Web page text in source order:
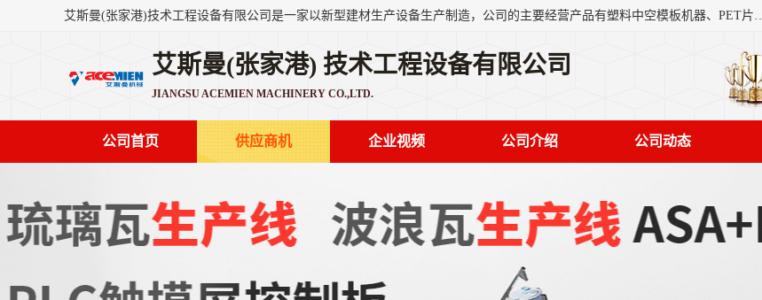
艾斯曼(张家港)技术工程设备有限公司是一家以新型建材生产设备生产制造，公司的主要经营产品有塑料中空模板机器、PET片材
艾斯曼(张家港) 技术工程设备有限公司
JIANGSU ACEMIEN MACHINERY CO.,LTD.
公司首页 供应商机 企业视频 公司介绍 公司动态